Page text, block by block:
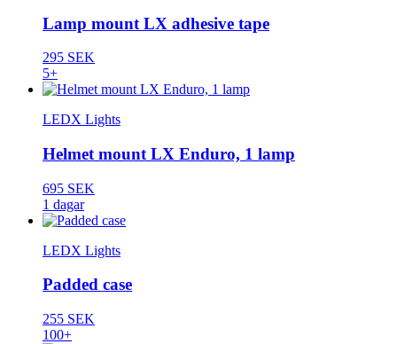
Lamp mount LX adhesive tape
295 SEK
5+
LEDX Lights
Helmet mount LX Enduro, 1 lamp
695 SEK
1 dagar
LEDX Lights
Padded case
255 SEK
100+